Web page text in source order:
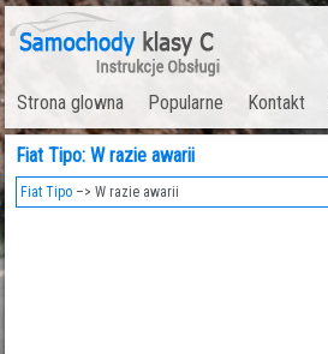
Strona glowna Popularne Kontakt
Fiat Tipo: W razie awarii
Fiat Tipo –> W razie awarii